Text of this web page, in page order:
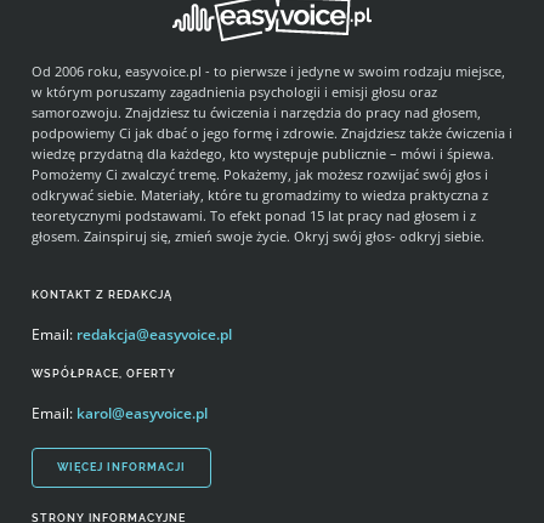
STRONY INFORMACYJNE
KONTAKT Z REDAKCJĄ
Email: redakcja@easyvoice.pl
WSPÓŁPRACE, OFERTY
Email: karol@easyvoice.pl
WIĘCEJ INFORMACJI
Od 2006 roku, easyvoice.pl - to pierwsze i jedyne w swoim rodzaju miejsce,
w którym poruszamy zagadnienia psychologii i emisji głosu oraz
samorozwoju. Znajdziesz tu ćwiczenia i narzędzia do pracy nad głosem,
podpowiemy Ci jak dbać o jego formę i zdrowie. Znajdziesz także ćwiczenia i
wiedzę przydatną dla każdego, kto występuje publicznie – mówi i śpiewa.
Pomożemy Ci zwalczyć tremę. Pokażemy, jak możesz rozwijać swój głos i
odkrywać siebie. Materiały, które tu gromadzimy to wiedza praktyczna z
teoretycznymi podstawami. To efekt ponad 15 lat pracy nad głosem i z
głosem. Zainspiruj się, zmień swoje życie. Okryj swój głos- odkryj siebie.